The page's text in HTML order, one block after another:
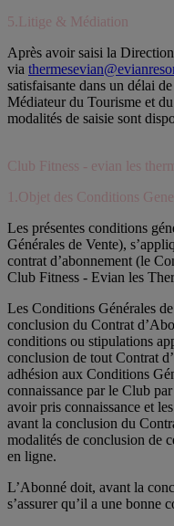
5.Litige & Médiation
Après avoir saisi la
via
satisfaisante dans un délai
Médiateur du Tourisme et
modalités de saisie sont
Club Fitness - evian les
1.Objet des Conditions
Les présentes conditions
Générales de Vente),
contrat d’abonnement (le
Club Fitness - Evian les
Les Conditions Générales
conclusion du Contrat
conditions ou stipulations
conclusion de tout Contrat
adhésion aux Conditions
connaissance par le Club
avoir pris connaissance et
avant la conclusion du
modalités de conclusion de
en ligne.
L’Abonné doit, avant la
s’assurer qu’il a une bonne